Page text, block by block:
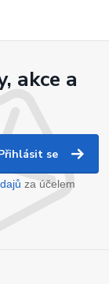
akce a
se
za účelem